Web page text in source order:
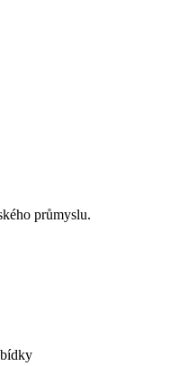
průmyslu.